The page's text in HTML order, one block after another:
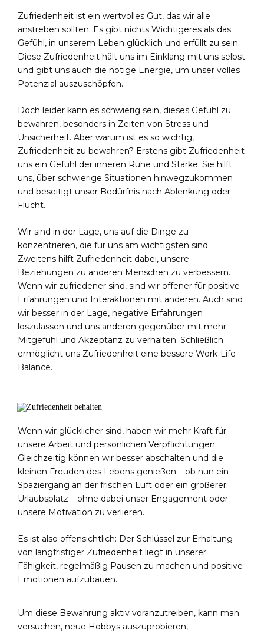
Zufriedenheit ist ein wertvolles Gut, das wir alle
anstreben sollten. Es gibt nichts Wichtigeres als das
Gefühl, in unserem Leben glücklich und erfüllt zu sein.
Diese Zufriedenheit hält uns im Einklang mit uns selbst
und gibt uns auch die nötige Energie, um unser volles
Potenzial auszuschöpfen.
Doch leider kann es schwierig sein, dieses Gefühl zu
bewahren, besonders in Zeiten von Stress und
Unsicherheit. Aber warum ist es so wichtig,
Zufriedenheit zu bewahren? Erstens gibt Zufriedenheit
uns ein Gefühl der inneren Ruhe und Stärke. Sie hilft
uns, über schwierige Situationen hinwegzukommen
und beseitigt unser Bedürfnis nach Ablenkung oder
Flucht.
Wir sind in der Lage, uns auf die Dinge zu
konzentrieren, die für uns am wichtigsten sind.
Zweitens hilft Zufriedenheit dabei, unsere
Beziehungen zu anderen Menschen zu verbessern.
Wenn wir zufriedener sind, sind wir offener für positive
Erfahrungen und Interaktionen mit anderen. Auch sind
wir besser in der Lage, negative Erfahrungen
loszulassen und uns anderen gegenüber mit mehr
Mitgefühl und Akzeptanz zu verhalten. Schließlich
ermöglicht uns Zufriedenheit eine bessere Work-Life-
Balance.
Wenn wir glücklicher sind, haben wir mehr Kraft für
unsere Arbeit und persönlichen Verpflichtungen.
Gleichzeitig können wir besser abschalten und die
kleinen Freuden des Lebens genießen – ob nun ein
Spaziergang an der frischen Luft oder ein größerer
Urlaubsplatz – ohne dabei unser Engagement oder
unsere Motivation zu verlieren.
Es ist also offensichtlich: Der Schlüssel zur Erhaltung
von langfristiger Zufriedenheit liegt in unserer
Fähigkeit, regelmäßig Pausen zu machen und positive
Emotionen aufzubauen.
Um diese Bewahrung aktiv voranzutreiben, kann man
versuchen, neue Hobbys auszuprobieren,